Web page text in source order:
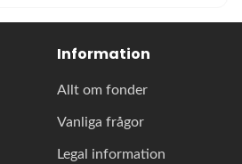
Information
Allt om fonder
Vanliga frågor
Legal information